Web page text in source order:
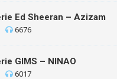
Ed Sheeran – Azizam
6676
GIMS – NINAO
6017